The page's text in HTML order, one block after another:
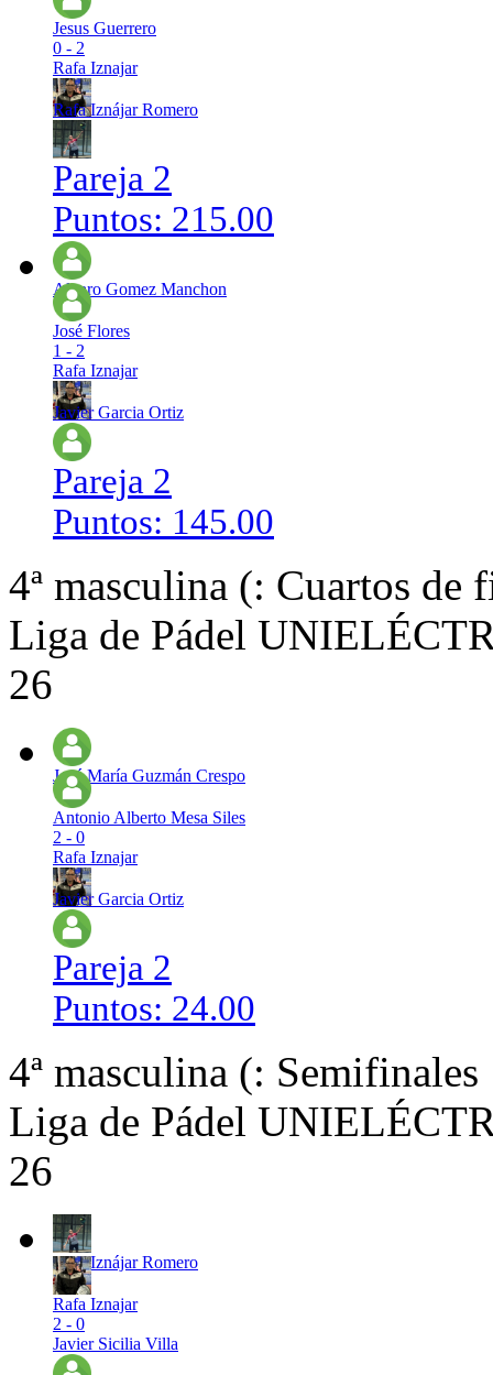
Jesus Guerrero
0 - 2
Rafa Iznajar
Rafa Iznájar Romero
Pareja 2
Puntos: 215.00
Alvaro Gomez Manchon
José Flores
1 - 2
Rafa Iznajar
Javier Garcia Ortiz
Pareja 2
Puntos: 145.00
4ª masculina (: Cuartos de
Liga de Pádel
26
José María Guzmán Crespo
Antonio Alberto Mesa Siles
2 - 0
Rafa Iznajar
Javier Garcia Ortiz
Pareja 2
Puntos: 24.00
4ª masculina (: Semifinales
Liga de Pádel
26
Rafa Iznájar Romero
Rafa Iznajar
2 - 0
Javier Sicilia Villa